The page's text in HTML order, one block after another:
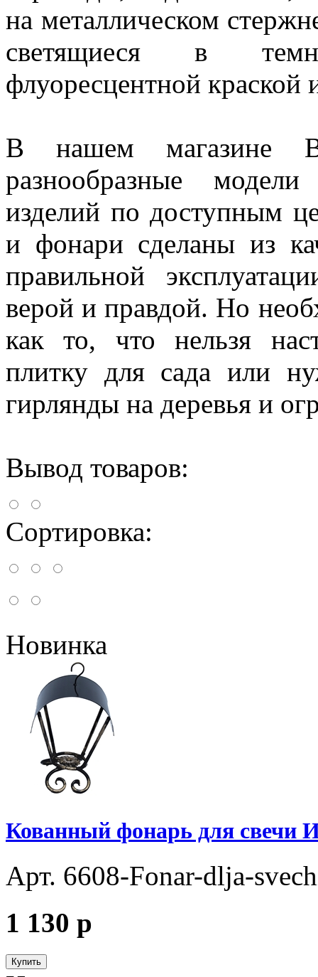
на металлическом
светящиеся в
флуоресцентной краской
В нашем магазине
разнообразные
изделий по доступным
и фонари сделаны из
правильной
верой и правдой. Но
как то, что нельзя
плитку для сада или
гирлянды на деревья и
Вывод товаров:
Сортировка:
Новинка
Кованный фонарь для свечи
Арт. 6608-Fonar-dlja-
1 130 p
Купить